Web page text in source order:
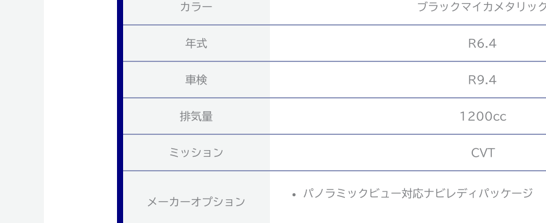
カラー ブラックマイカメタリッ
年式 R6.4
車検 R9.4
排気量 1200cc
ミッション CVT
メーカーオプション
パノラミックビュー対応ナビレディパッケージ